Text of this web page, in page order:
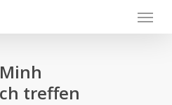
Menu
treffen